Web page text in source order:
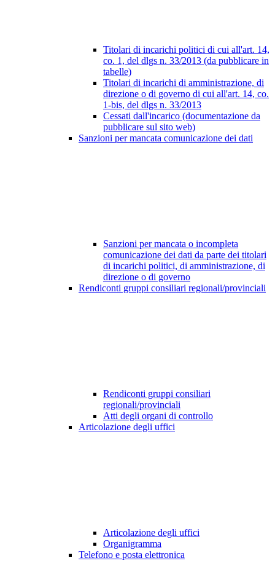
Titolari di incarichi politici di cui all'art. 14,
co. 1, del dlgs n. 33/2013 (da pubblicare in
tabelle)
Titolari di incarichi di amministrazione, di
direzione o di governo di cui all'art. 14, co.
1-bis, del dlgs n. 33/2013
Cessati dall'incarico (documentazione da
pubblicare sul sito web)
Sanzioni per mancata comunicazione dei dati
Sanzioni per mancata o incompleta
comunicazione dei dati da parte dei titolari
di incarichi politici, di amministrazione, di
direzione o di governo
Rendiconti gruppi consiliari regionali/provinciali
Rendiconti gruppi consiliari
regionali/provinciali
Atti degli organi di controllo
Articolazione degli uffici
Articolazione degli uffici
Organigramma
Telefono e posta elettronica